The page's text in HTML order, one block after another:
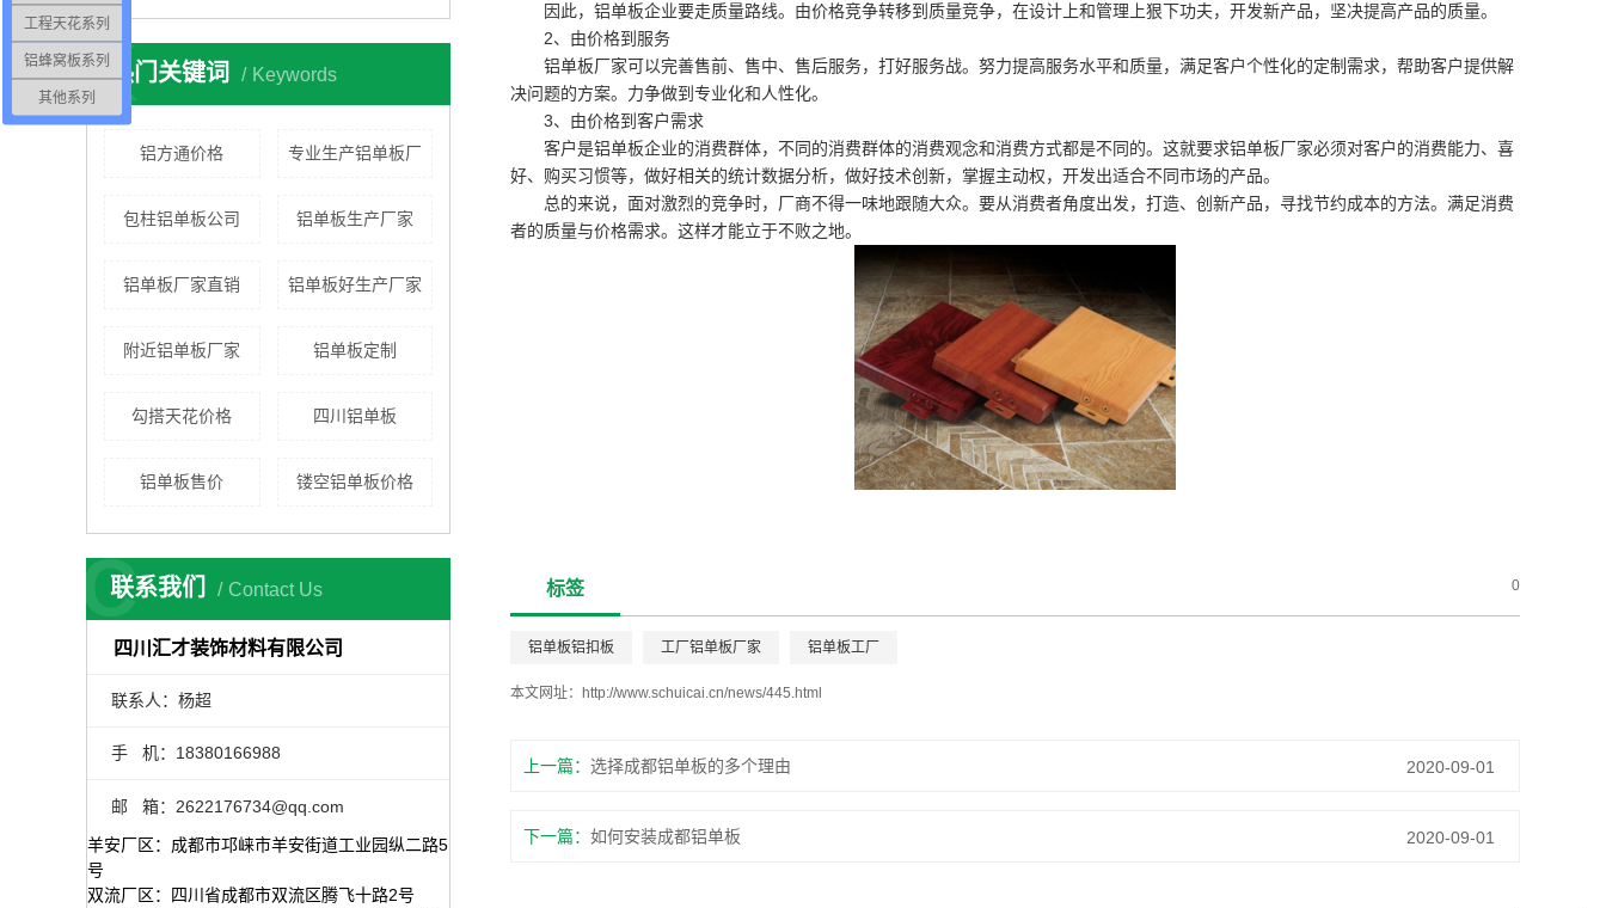
热门关键词 Keywords
K
铝方通价格 专业生产铝单板厂
包柱铝单板公司 铝单板生产厂家
铝单板厂家直销 铝单板好生产厂家
附近铝单板厂家 铝单板定制
勾搭天花价格 四川铝单板
铝单板售价 镂空铝单板价格
联系我们 Contact Us
C
四川汇才装饰材料有限公司
联系人：杨超
手 机： 18380166988
邮 箱：2622176734@qq.com
羊安厂区：成都市邛崃市羊安街道工业园纵二路5
号
双流厂区：四川省成都市双流区腾飞十路2号
因此，铝单板企业要走质量路线。由价格竞争转移到质量竞争，在设计上和管理上狠下功夫，开发新产品，坚决提高产品的质量。
2、由价格到服务
铝单板厂家可以完善售前、售中、售后服务，打好服务战。努力提高服务水平和质量，满足客户个性化的定制需求，帮助客户提供解
决问题的方案。力争做到专业化和人性化。
3、由价格到客户需求
客户是铝单板企业的消费群体，不同的消费群体的消费观念和消费方式都是不同的。这就要求铝单板厂家必须对客户的消费能力、喜
好、购买习惯等，做好相关的统计数据分析，做好技术创新，掌握主动权，开发出适合不同市场的产品。
总的来说，面对激烈的竞争时，厂商不得一味地跟随大众。要从消费者角度出发，打造、创新产品，寻找节约成本的方法。满足消费
者的质量与价格需求。这样才能立于不败之地。
标签 0
铝单板铝扣板 工厂铝单板厂家 铝单板工厂
本文网址： http://www.schuicai.cn/news/445.html
上一篇： 选择成都铝单板的多个理由 2020-09-01
下一篇： 如何安装成都铝单板 2020-09-01
工程天花系列
铝蜂窝板系列
其他系列